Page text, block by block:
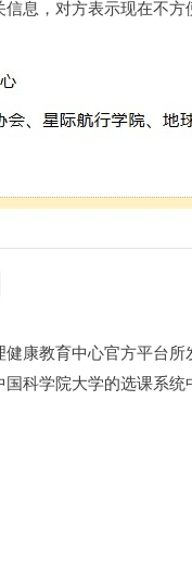
息，对方表示现在不方
康教育中心官方平台
科学院大学的选课系统